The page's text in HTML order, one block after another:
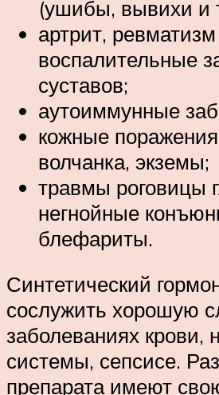
(ушибы, вывихи и
артрит,
воспалительные
суставов;
аутоиммунные
кожные
волчанка, экземы;
травмы роговицы
негнойные
блефариты.
Синтетический
сослужить хорошую
заболеваниях крови,
системы, сепсисе.
препарата имеют